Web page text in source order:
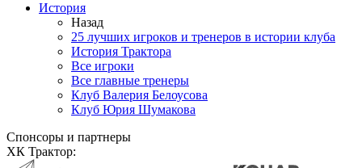
История
Назад
25 лучших игроков и тренеров в истории клуба
История Трактора
Все игроки
Все главные тренеры
Клуб Валерия Белоусова
Клуб Юрия Шумакова
Спонсоры и партнеры
ХК Трактор: